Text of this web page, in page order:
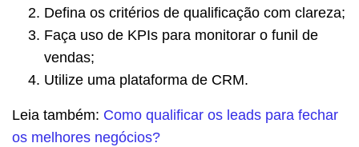
Defina os critérios de qualificação com clareza;
Faça uso de KPIs para monitorar o funil de
vendas;
Utilize uma plataforma de CRM.
Leia também: Como qualificar os leads para fechar
os melhores negócios?